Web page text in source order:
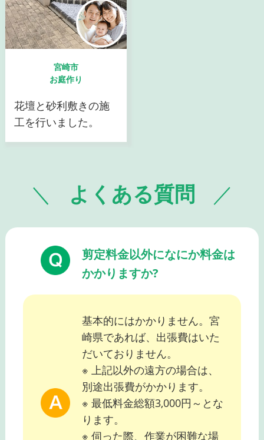
宮崎市
お庭作り
花壇と砂利敷きの施
工を行いました。
よくある質問
剪定料金以外になにか料金は
かかりますか?
基本的にはかかりません。宮
崎県であれば、出張費はいた
だいておりません。
※ 上記以外の遠方の場合は、
別途出張費がかかります。
※ 最低料金総額3,000円～とな
ります。
※ 伺った際、作業が困難な場